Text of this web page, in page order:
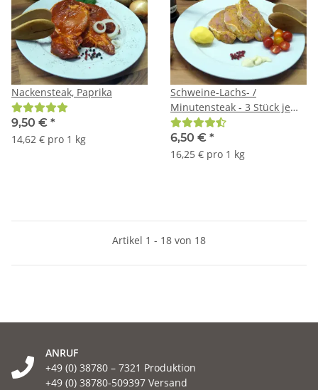
Nackensteak, Paprika
9,50 € *
14,62 € pro 1 kg
Schweine-Lachs- /
Minutensteak - 3 Stück je
Packung
6,50 € *
16,25 € pro 1 kg
Artikel 1 - 18 von 18
ANRUF
+49 (0) 38780 – 7321 Produktion
+49 (0) 38780-509397 Versand